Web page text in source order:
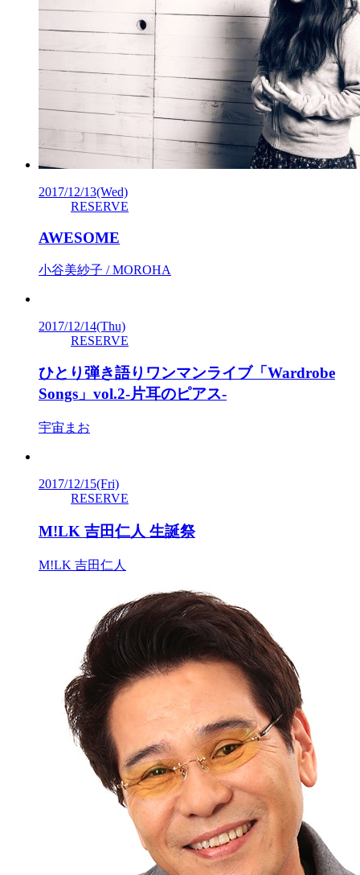
2017/12/13(Wed)
RESERVE
AWESOME
小谷美紗子 / MOROHA
2017/12/14(Thu)
RESERVE
ひとり弾き語りワンマンライブ「Wardrobe
Songs」vol.2-片耳のピアス‐
宇宙まお
2017/12/15(Fri)
RESERVE
M!LK 吉田仁人 生誕祭
M!LK 吉田仁人